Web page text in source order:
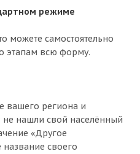
режиме
можете самостоятельно
этапам всю форму.
вашего региона и
не нашли свой населённый
«Другое
своего